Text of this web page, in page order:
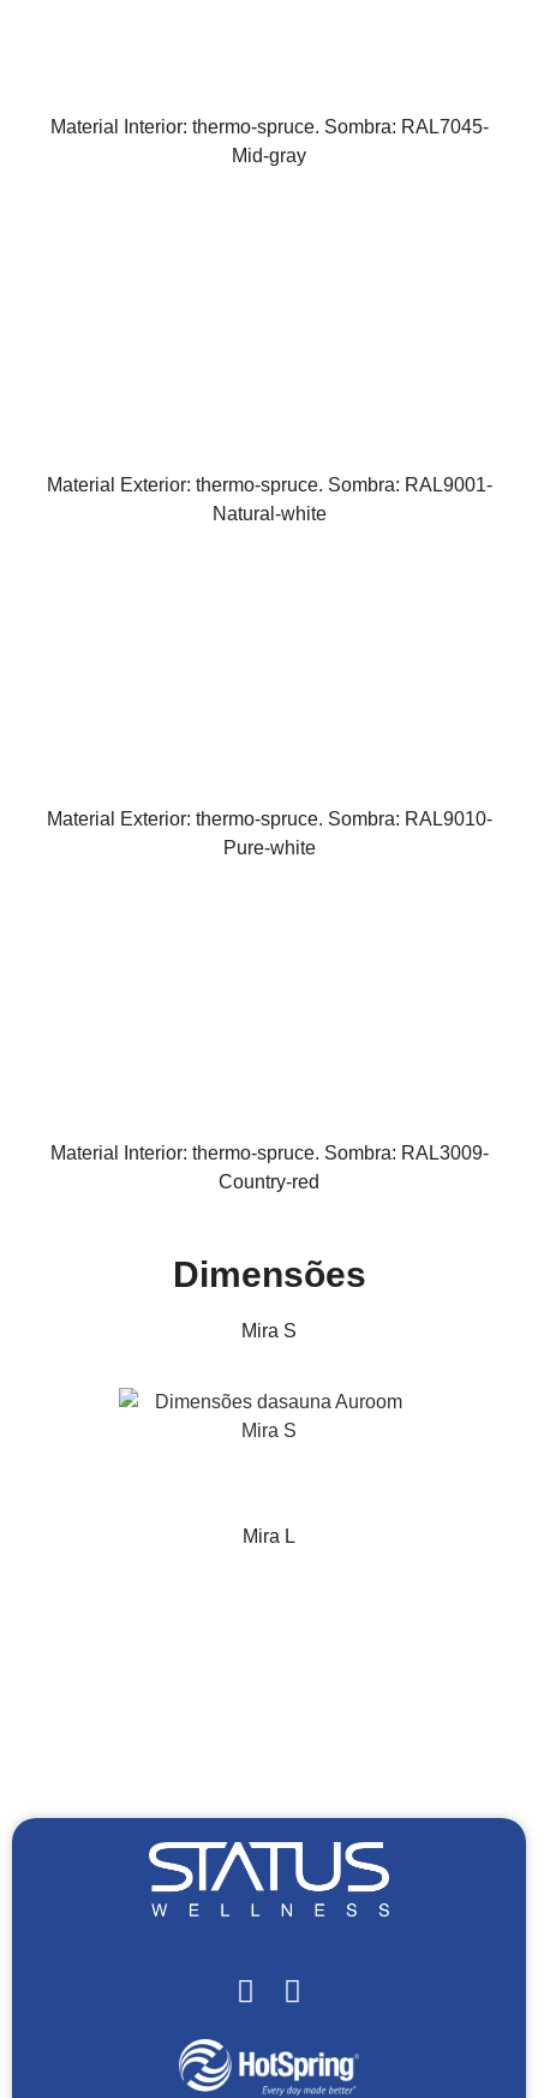
Material Interior: thermo-spruce. Sombra: RAL7045-
Mid-gray
Material Exterior: thermo-spruce. Sombra: RAL9001-
Natural-white
Material Exterior: thermo-spruce. Sombra: RAL9010-
Pure-white
Material Interior: thermo-spruce. Sombra: RAL3009-
Country-red
Dimensões
Mira S
Mira L